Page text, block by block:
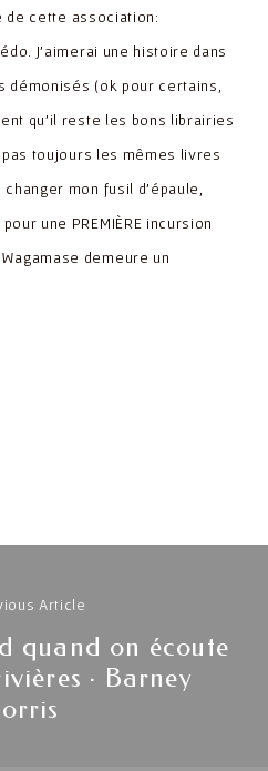
de cette association:
J'aimerai une histoire dans
démonisés (ok pour certains,
qu'il reste les bons librairies
toujours les mêmes livres
mon fusil d'épaule,
une PREMIÈRE incursion
demeure un
Article
Previous
post:
quand on écoute
· Barney